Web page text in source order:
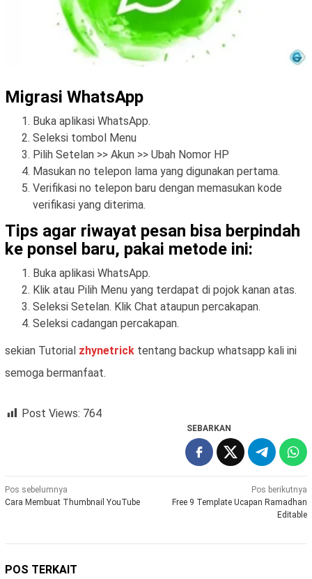
Migrasi WhatsApp
Buka aplikasi WhatsApp.
Seleksi tombol Menu
Pilih Setelan >> Akun >> Ubah Nomor HP
Masukan no telepon lama yang digunakan pertama.
Verifikasi no telepon baru dengan memasukan kode
verifikasi yang diterima.
Tips agar riwayat pesan bisa berpindah
ke ponsel baru, pakai metode ini:
Buka aplikasi WhatsApp.
Klik atau Pilih Menu yang terdapat di pojok kanan atas.
Seleksi Setelan. Klik Chat ataupun percakapan.
Seleksi cadangan percakapan.
sekian Tutorial zhynetrick tentang backup whatsapp kali ini
semoga bermanfaat.
Post Views: 764
SEBARKAN
Navigasi
pos
Pos sebelumnya
Cara Membuat Thumbnail YouTube
Pos berikutnya
Free 9 Template Ucapan Ramadhan
Editable
POS TERKAIT